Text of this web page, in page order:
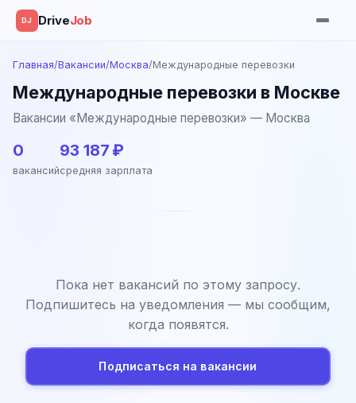
DJ DriveJob
Главная/Вакансии/Москва/Международные перевозки
Международные перевозки в Москве
Вакансии «Международные перевозки» — Москва
0
вакансий
93 187 ₽
средняя зарплата
Пока нет вакансий по этому запросу.
Подпишитесь на уведомления — мы сообщим,
когда появятся.
Подписаться на вакансии